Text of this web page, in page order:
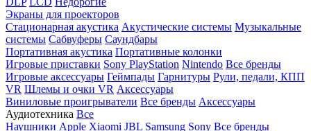
Экраны для проекторов
Стационарная акустика Акустические системы Музыкальные
системы Сабвуферы Саундбары
Портативная акустика Портативные колонки
Игровые приставки Sony PlayStation Nintendo Все бренды
Игровые аксессуары Геймпады Гарнитуры Рули, педали, КПП
VR Шлемы и очки VR Аксессуары
Виниловые проигрыватели Все бренды Аксессуары
Аудиотехника Все
Наушники Apple Xiaomi JBL Samsung Sony Все бренды